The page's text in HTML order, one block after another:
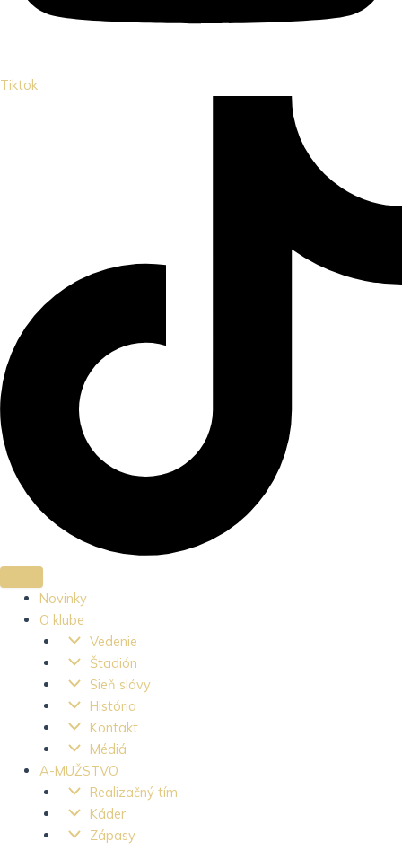
Tiktok
Novinky
O klube
Vedenie
Štadión
Sieň slávy
História
Kontakt
Médiá
A-MUŽSTVO
Realizačný tím
Káder
Zápasy